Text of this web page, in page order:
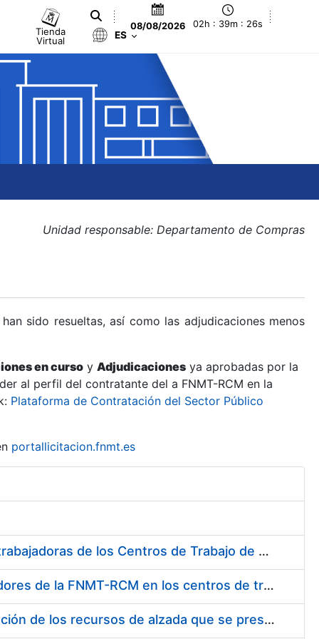
Tienda
Virtual
08/08/2026 02h : 39m : 26s
ES
Unidad responsable: Departamento de Compras
sido resueltas, así como las adjudicaciones menos
en curso y Adjudicaciones ya aprobadas por la
al perfil del contratante del a FNMT-RCM en la
Plataforma de Contratación del Sector Público
portallicitacion.fnmt.es
Suministro de Protectores Auditivos a medida para las personas trabajadoras de los Centros de Trabajo de Madrid y Burgos
Suministro de gafas graduadas antiproyecciones para los trabajadores de la FNMT-RCM en los centros de trabajo de Madrid y Burgos
Servicios de una empresa externa para el asesoramiento y resolución de los recursos de alzada que se presentan relacionados con procesos de selección para la FNMT-RCM